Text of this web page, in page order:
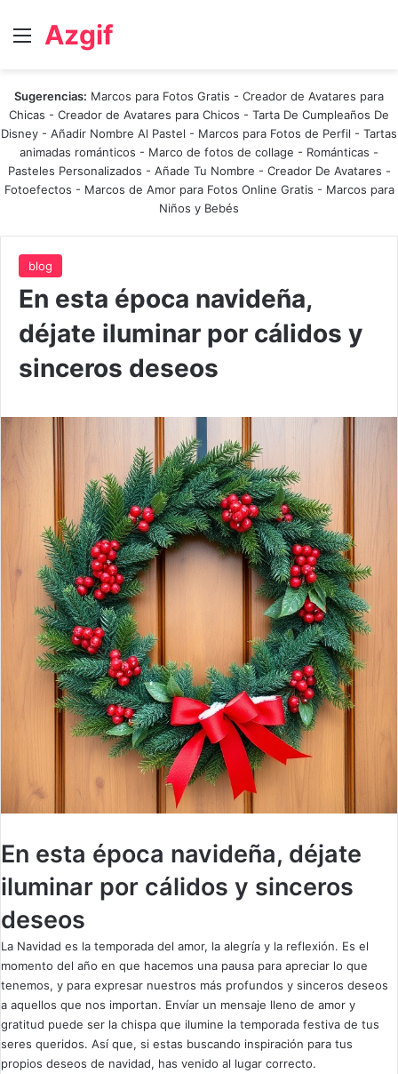
Menú
Azgif
Sugerencias: Marcos para Fotos Gratis - Creador de Avatares para
Chicas - Creador de Avatares para Chicos - Tarta De Cumpleaños De
Disney - Añadir Nombre Al Pastel - Marcos para Fotos de Perfil - Tartas
animadas románticos - Marco de fotos de collage - Románticas -
Pasteles Personalizados - Añade Tu Nombre - Creador De Avatares -
Fotoefectos - Marcos de Amor para Fotos Online Gratis - Marcos para
Niños y Bebés
blog
En esta época navideña,
déjate iluminar por cálidos y
sinceros deseos
En esta época navideña, déjate
iluminar por cálidos y sinceros
deseos
La Navidad es la temporada del amor, la alegría y la reflexión. Es el
momento del año en que hacemos una pausa para apreciar lo que
tenemos, y para expresar nuestros más profundos y sinceros deseos
a aquellos que nos importan. Envíar un mensaje lleno de amor y
gratitud puede ser la chispa que ilumine la temporada festiva de tus
seres queridos. Así que, si estas buscando inspiración para tus
propios deseos de navidad, has venido al lugar correcto.